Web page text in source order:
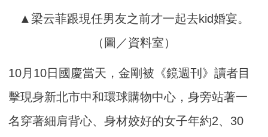
▲梁云菲跟現任男友之前才一起去kid婚宴。
（圖／資料室）
10月10日國慶當天，金剛被《鏡週刊》讀者目
擊現身新北市中和環球購物中心，身旁站著一
名穿著細肩背心、身材姣好的女子年約2、30